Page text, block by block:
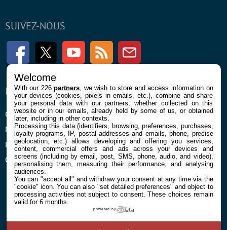
SUIVEZ-NOUS
FacebookTwitter Youtube RSS Newsletter
ENTREPRISE
Confidentialité et Cookies
Mentions légales et CGU
Préférences Cookies
Qui sommes nous
À PROPOS
Contact
Welcome
With our 226partners , we wish to store and access information on
your devices (cookies, pixels in emails, etc.), combine and share
your personal data with our partners, whether collected on this
website or in our emails, already held by some of us, or obtained
later, including in other contexts.
Processing this data (identifiers, browsing, preferences, purchases,
loyalty programs, IP, postal addresses and emails, phone, precise
geolocation, etc.) allows developing and offering you services,
content, commercial offers and ads across your devices and
screens (including by email, post, SMS, phone, audio, and video),
personalising them, measuring their performance, and analysing
audiences.
You can "accept all" and withdraw your consent at any time via the
"cookie" icon. You can also "set detailed preferences" and object to
processing activities not subject to consent. These choices remain
valid for 6 months.
powered by